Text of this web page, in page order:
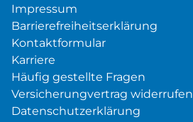
Impressum
Barrierefreiheitserklärung
Kontaktformular
Karriere
Häufig gestellte Fragen
Versicherungvertrag widerrufen
Datenschutzerklärung